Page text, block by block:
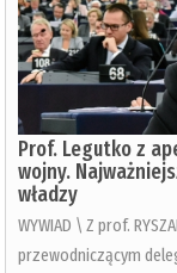
Prof. Legutko z
wojny.
władzy
WYWIAD \ Z prof.
przewodniczącym